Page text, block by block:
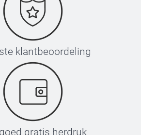
klantbeoordeling
gratis herdruk